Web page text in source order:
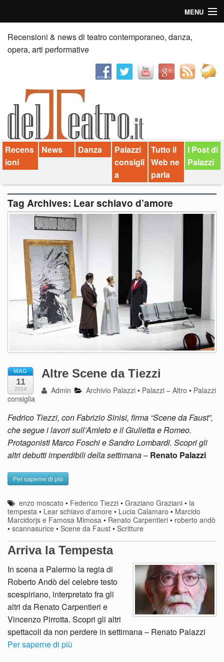
MENU
Home
Recensioni
News
Palazzi consiglia
Video
Chi siamo
Contatti
dT in English
Recensioni & news di teatro contemporaneo, danza,
opera, arti performative
Recens
ioni
News Danza
Palazzi
consigli
a
Tutto il
Web ne
parla
I Post di
Palazzi
Tag Archives: Lear schiavo d’amore
MAG
11
2019
Altre Scene da Tiezzi
Admin Archivio Palazzi • Palazzi – Altro • Palazzi
consiglia
Fedrico Tiezzi, con Fabrizio Sinisi, firma “Scene da Faust”,
che segue i lavori sull’Amleto e il Giulietta e Romeo.
Protagonisti Marco Foschi e Sandro Lombardi. Scopri gli
altri debutti imperdibili della settimana– Renato Palazzi
Per saperne di più
enzo moscato • Federico Tiezzi •Graziano Graziani • la
tempesta • Lear schiavo d'amore • Lucia Calamaro • Marcido
Marcidorjs e Famosa Mimosa • Renato Carpentieri • roberto andò
• scannasurice • Scene da Faust • Scritture
Arriva la Tempesta
In scena a Palermo la regia di
Roberto Andò del celebre testo
scespiriano, interpretato fra gli
altri da Renato Carpentieri e
Vincenzo Pirrotta. Scopri gli altri
spettacoli da non perdere in settimana – Renato Palazzi
Per saperne di più